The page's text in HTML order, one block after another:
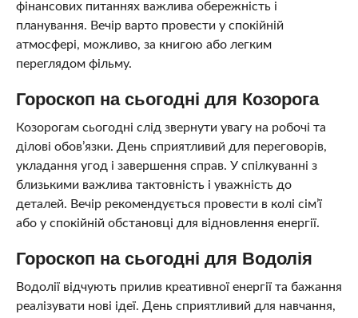
фінансових питаннях важлива обережність і
планування. Вечір варто провести у спокійній
атмосфері, можливо, за книгою або легким
переглядом фільму.
Гороскоп на сьогодні для Козорога
Козорогам сьогодні слід звернути увагу на робочі та
ділові обов’язки. День сприятливий для переговорів,
укладання угод і завершення справ. У спілкуванні з
близькими важлива тактовність і уважність до
деталей. Вечір рекомендується провести в колі сім’ї
або у спокійній обстановці для відновлення енергії.
Гороскоп на сьогодні для Водолія
Водолії відчують прилив креативної енергії та бажання
реалізувати нові ідеї. День сприятливий для навчання,